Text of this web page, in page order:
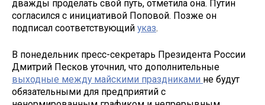
дважды проделать свой путь, отметила она. Путин
согласился с инициативой Поповой. Позже он
подписал соответствующий указ.
В понедельник пресс-секретарь Президента России
Дмитрий Песков уточнил, что дополнительные
выходные между майскими праздниками не будут
обязательными для предприятий с